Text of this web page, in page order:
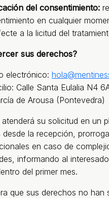
del consentimiento:
en cualquier
a la licitud del
sus derechos?
electrónico:
Calle Santa Eulalia N4
de Arousa (Pontevedra)
su solicitud en un
desde la recepción,
en caso de
informando al
del primer mes.
que sus derechos no han